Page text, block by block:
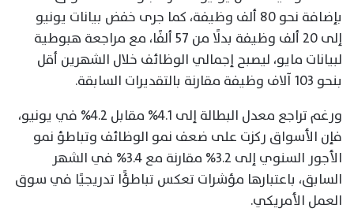
بإضافة نحو 80 ألف وظيفة، كما جرى خفض بيانات يونيو
إلى 20 ألف وظيفة بدلًا من 57 ألفًا، مع مراجعة هبوطية
لبيانات مايو، ليصبح إجمالي الوظائف خلال الشهرين أقل
بنحو 103 آلاف وظيفة مقارنة بالتقديرات السابقة.
ورغم تراجع معدل البطالة إلى 4.1% مقابل 4.2% في يونيو،
فإن الأسواق ركزت على ضعف نمو الوظائف وتباطؤ نمو
الأجور السنوي إلى 3.2% مقارنة مع 3.4% في الشهر
السابق، باعتبارها مؤشرات تعكس تباطؤًا تدريجيًا في سوق
العمل الأمريكي.